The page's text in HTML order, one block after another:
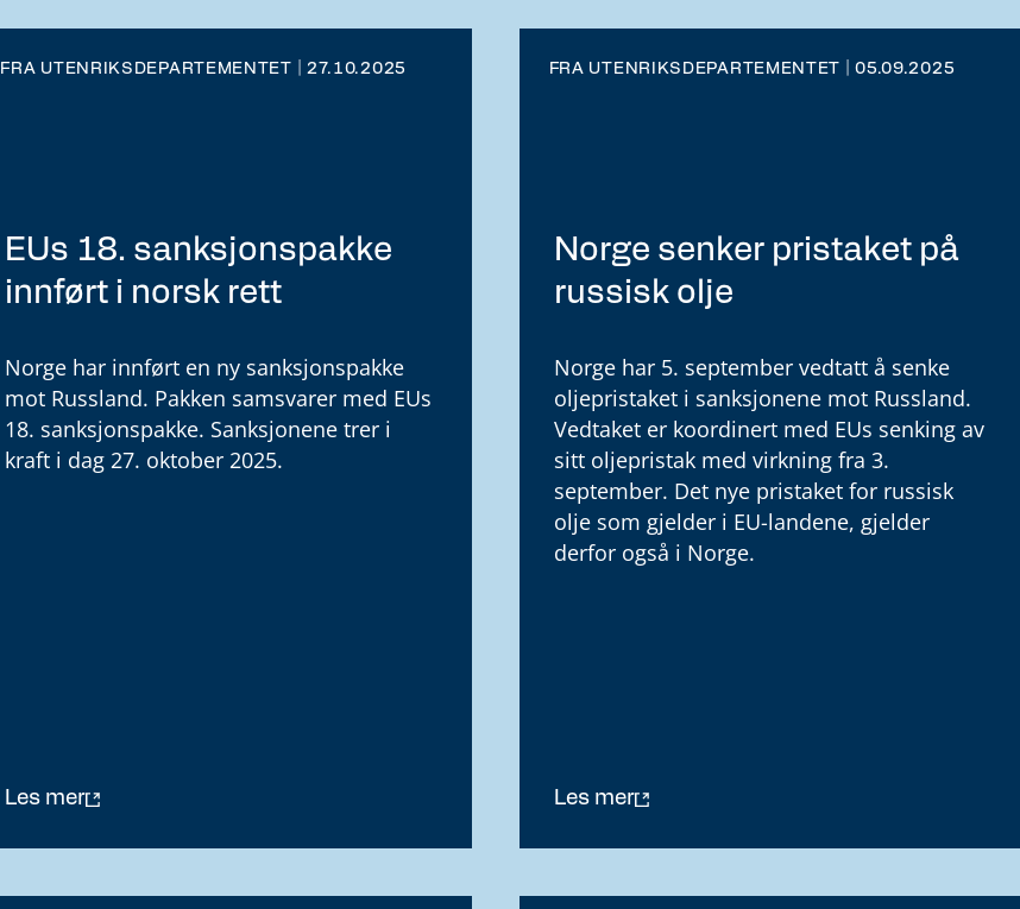
FRA UTENRIKSDEPARTEMENTET | 27.10.2025
EUs 18. sanksjonspakke
innført i norsk rett
Norge har innført en ny sanksjonspakke
mot Russland. Pakken samsvarer med EUs
18. sanksjonspakke. Sanksjonene trer i
kraft i dag 27. oktober 2025.
Les mer
FRA UTENRIKSDEPARTEMENTET | 05.09.2025
Norge senker pristaket på
russisk olje
Norge har 5. september vedtatt å senke
oljepristaket i sanksjonene mot Russland.
Vedtaket er koordinert med EUs senking av
sitt oljepristak med virkning fra 3.
september. Det nye pristaket for russisk
olje som gjelder i EU-landene, gjelder
derfor også i Norge.
Les mer